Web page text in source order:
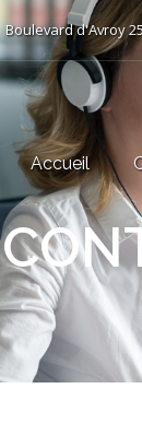
Boulevard d'Avroy
Accueil